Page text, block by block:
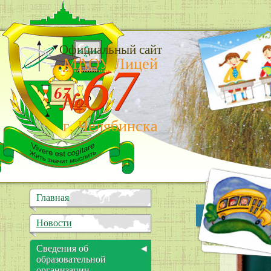
Официальный сайт
МАОУЛицей
№67
г. Челябинска
Главная
Новости
Сведения об
образовательной